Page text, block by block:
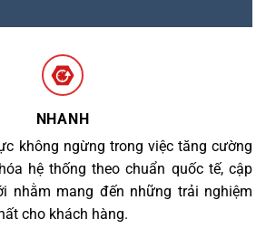
NHANH
không ngừng trong việc tăng cường
hệ thống theo chuẩn quốc tế, cập
nhằm mang đến những trải nghiệm
cho khách hàng.